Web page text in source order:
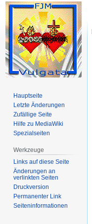
Hauptseite
Letzte Änderungen
Zufällige Seite
Hilfe zu MediaWiki
Spezialseiten
Werkzeuge
Links auf diese Seite
Änderungen an
verlinkten Seiten
Druckversion
Permanenter Link
Seiten­­informationen